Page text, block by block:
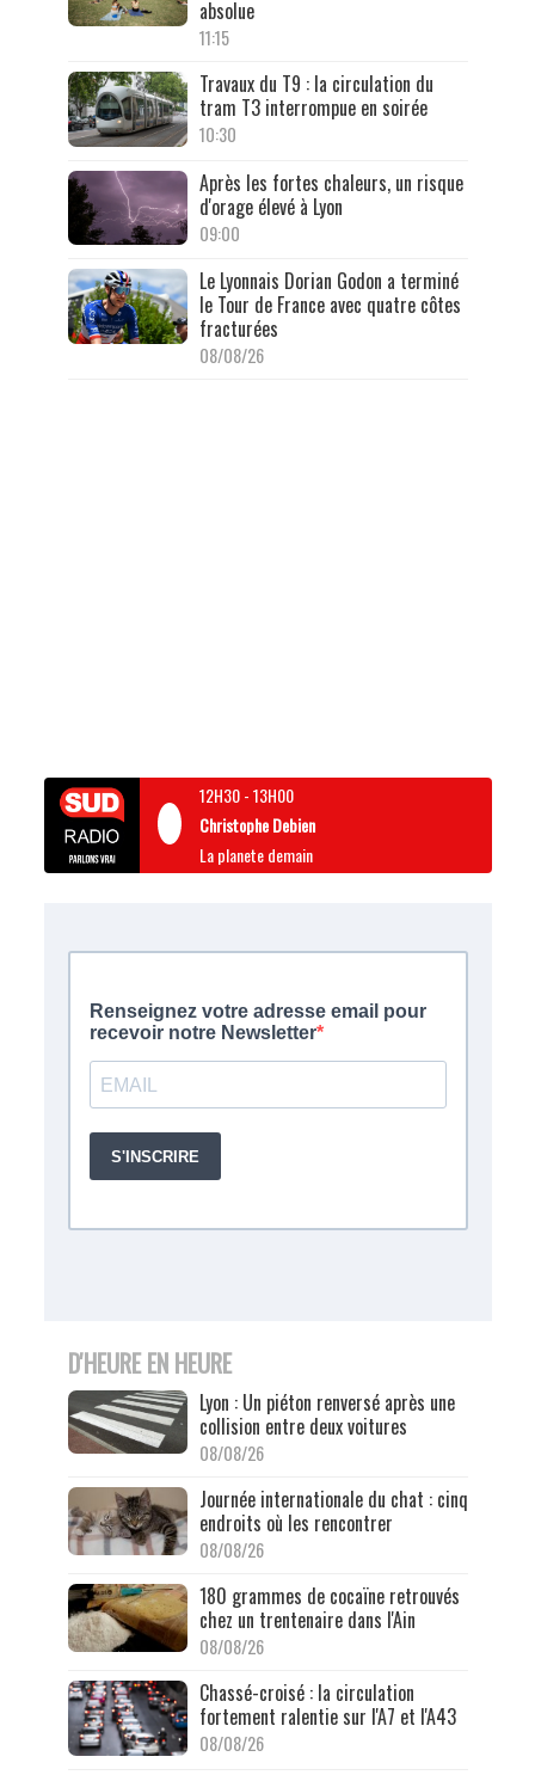
absolue
11:15
Travaux du T9 : la circulation du
tram T3 interrompue en soirée
10:30
Après les fortes chaleurs, un risque
d'orage élevé à Lyon
09:00
Le Lyonnais Dorian Godon a terminé
le Tour de France avec quatre côtes
fracturées
08/08/26
12H30-13H00
Christophe Debien
La planete demain
D'HEURE EN HEURE
Lyon : Un piéton renversé après une
collision entre deux voitures
08/08/26
Journée internationale du chat : cinq
endroits où les rencontrer
08/08/26
180 grammes de cocaïne retrouvés
chez un trentenaire dans l'Ain
08/08/26
Chassé-croisé : la circulation
fortement ralentie sur l'A7 et l'A43
08/08/26